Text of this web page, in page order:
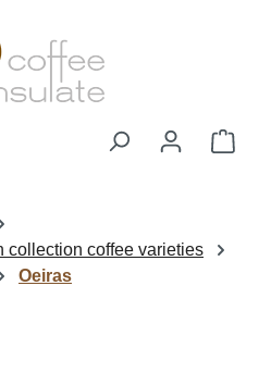
collection coffee varieties
Oeiras